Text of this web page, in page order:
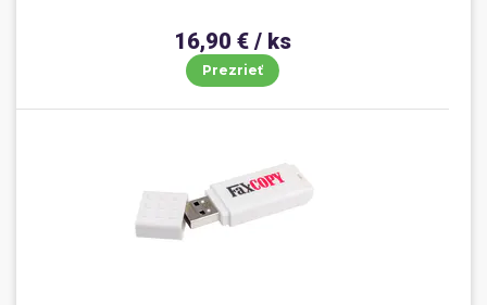
16,90 € / ks
Prezrieť